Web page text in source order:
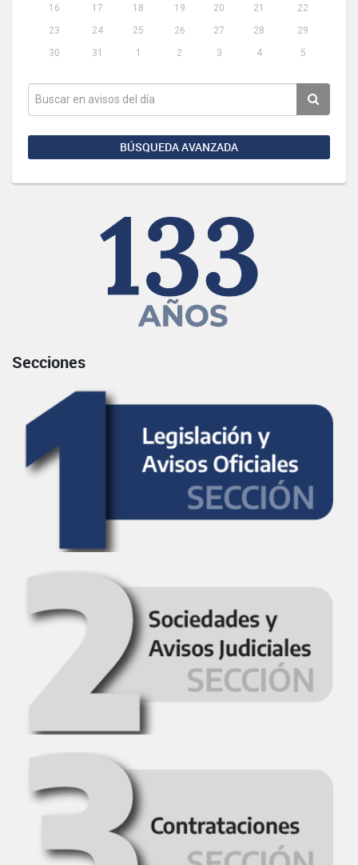
16
17 18 19 20 21
22
23
24 25 26 27 28
29
30
31 1 2 3 4 5
BÚSQUEDA AVANZADA
Secciones